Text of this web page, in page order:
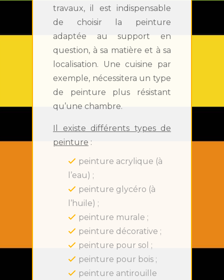
travaux, il est indispensable
de choisir la peinture
adaptée au support en
question, à sa matière et à sa
localisation. Une cuisine par
exemple, nécessitera un type
de peinture plus résistant
qu’une chambre.
Il existe différents types de
peinture :
peinture acrylique (à
l’eau) ;
peinture glycéro (à
l’huile) ;
peinture murale ;
peinture décorative ;
peinture pour sol ;
peinture pour bois ;
peinture antirouille